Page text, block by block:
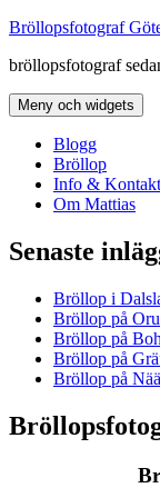
Hoppa
innehåll
Bröllopsfotograf
bröllopsfotograf
Meny och widgets
Blogg
Bröllop
Info & Kontakt
Om Mattias
Senaste
Bröllop i
Bröllop på
Bröllop på
Bröllop på
Bröllop på